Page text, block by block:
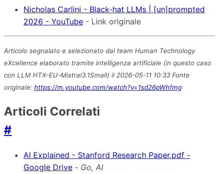
Nicholas Carlini - Black-hat LLMs | [un]prompted
2026 - YouTube - Link originale
Articolo segnalato e selezionato dal team Human Technology
eXcellence elaborato tramite intelligenza artificiale (in questo caso
con LLM HTX-EU-Mistral3.1Small) il 2026-05-11 10:33 Fonte
originale: https://m.youtube.com/watch?v=1sd26pWhfmg
Articoli Correlati
#
AI Explained - Stanford Research Paper.pdf -
Google Drive - Go, AI